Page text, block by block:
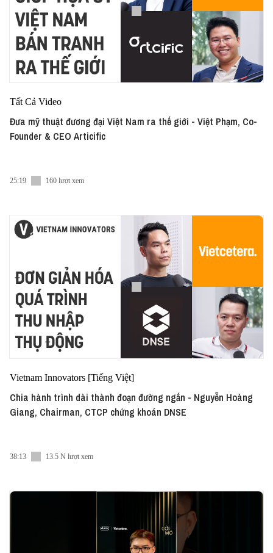
Tất Cả Video
Đưa mỹ thuật đương đại Việt Nam ra thế giới - Việt Phạm, Co-
Founder & CEO Articific
25:19 160 lượt xem
Vietnam Innovators [Tiếng Việt]
Chia hành trình dài thành đoạn đường ngắn - Nguyễn Hoàng
Giang, Chairman, CTCP chứng khoán DNSE
38:13 13.5 N lượt xem